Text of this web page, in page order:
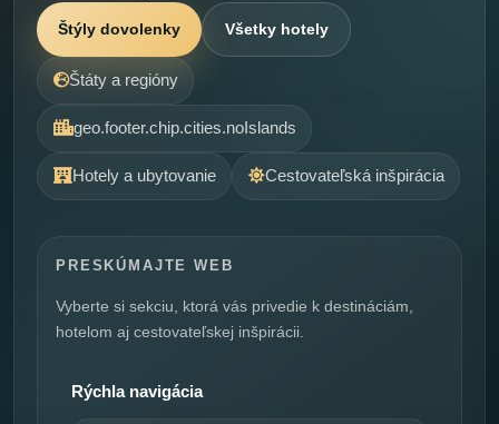
Štýly dovolenky Všetky hotely
Štáty a regióny
geo.footer.chip.cities.noIslands
Hotely a ubytovanie Cestovateľská inšpirácia
PRESKÚMAJTE WEB
Vyberte si sekciu, ktorá vás privedie k destináciám,
hotelom aj cestovateľskej inšpirácii.
Rýchla navigácia